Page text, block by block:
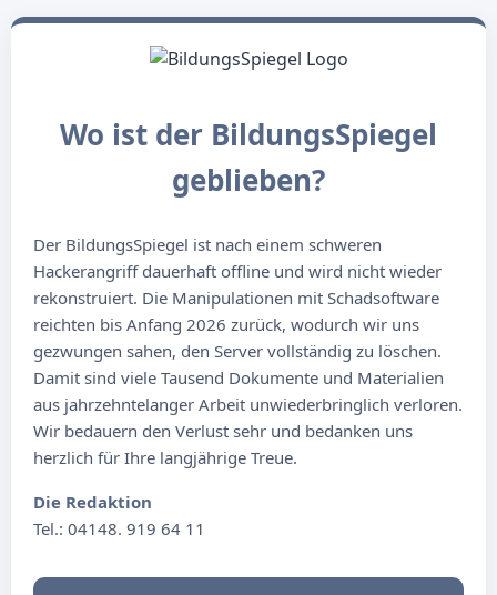
Wo ist der BildungsSpiegel
geblieben?
Der BildungsSpiegel ist nach einem schweren
Hackerangriff dauerhaft offline und wird nicht wieder
rekonstruiert. Die Manipulationen mit Schadsoftware
reichten bis Anfang 2026 zurück, wodurch wir uns
gezwungen sahen, den Server vollständig zu löschen.
Damit sind viele Tausend Dokumente und Materialien
aus jahrzehntelanger Arbeit unwiederbringlich verloren.
Wir bedauern den Verlust sehr und bedanken uns
herzlich für Ihre langjährige Treue.
Die Redaktion
Tel.: 04148. 919 64 11